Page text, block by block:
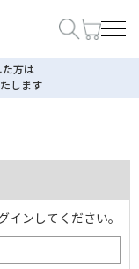
方は
します
ンしてください。